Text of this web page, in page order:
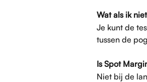
Wat als ik
Je kunt de
tussen de
Is Spot
Niet bij de